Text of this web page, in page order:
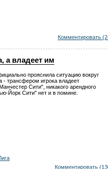
Комментировать
а владеет им
прояснила ситуацию вокруг
- трансфером игрока владеет
Сити", никакого арендного
Йорк Сити" нет и в помине.
Комментировать